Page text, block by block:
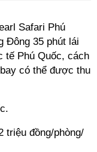
Safari Phú
Đông 35 phút lái
tế Phú Quốc, cách
có thể được thu
triệu đồng/phòng/